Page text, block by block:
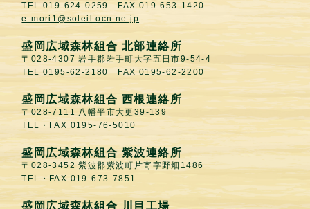
TEL 019-624-0259 FAX 019-653-1420
e-mori1@soleil.ocn.ne.jp
盛岡広域森林組合 北部連絡所
〒028-4307 岩手郡岩手町大字五日市9-54-4
TEL 0195-62-2180 FAX 0195-62-2200
盛岡広域森林組合 西根連絡所
〒028-7111 八幡平市大更39-139
TEL・FAX 0195-76-5010
盛岡広域森林組合 紫波連絡所
〒028-3452 紫波郡紫波町片寄字野畑1486
TEL・FAX 019-673-7851
盛岡広域森林組合 川目工場